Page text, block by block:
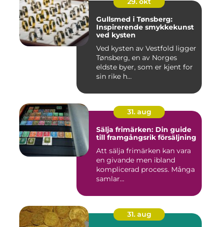
Gullsmed i Tønsberg:
Inspirerende smykkekunst
ved kysten
Ved kysten av Vestfold ligger
Tønsberg, en av Norges
eldste byer, som er kjent for
sin rike h...
31. aug
Sälja frimärken: Din guide
till framgångsrik försäljning
Att sälja frimärken kan vara
en givande men ibland
komplicerad process. Många
samlar...
31. aug